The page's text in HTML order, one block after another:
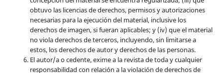
obtuvo las licencias de derechos, permisos y autorizaciones
necesarias para la ejecución del material, inclusive los
derechos de imagen, si fueran aplicables; y (iv) que el material
no viola derechos de terceros, incluyendo, sin limitarse a
estos, los derechos de autor y derechos de las personas.
El autor/a o cedente, exime a la revista de toda y cualquier
responsabilidad con relación a la violación de derechos de